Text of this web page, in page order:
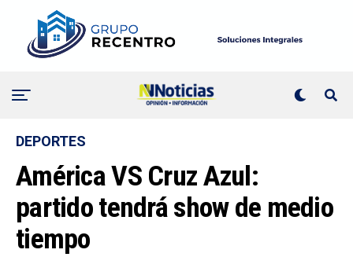
DEPORTES
América VS Cruz Azul:
partido tendrá show de medio
tiempo